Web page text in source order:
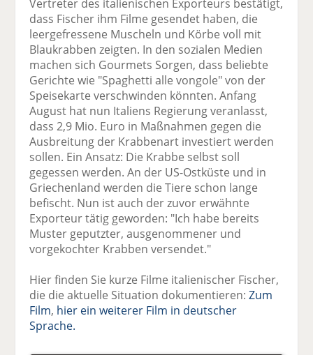
Vertreter des italienischen Exporteurs bestätigt,
dass Fischer ihm Filme gesendet haben, die
leergefressene Muscheln und Körbe voll mit
Blaukrabben zeigten. In den sozialen Medien
machen sich Gourmets Sorgen, dass beliebte
Gerichte wie "Spaghetti alle vongole" von der
Speisekarte verschwinden könnten. Anfang
August hat nun Italiens Regierung veranlasst,
dass 2,9 Mio. Euro in Maßnahmen gegen die
Ausbreitung der Krabbenart investiert werden
sollen. Ein Ansatz: Die Krabbe selbst soll
gegessen werden. An der US-Ostküste und in
Griechenland werden die Tiere schon lange
befischt. Nun ist auch der zuvor erwähnte
Exporteur tätig geworden: "Ich habe bereits
Muster geputzter, ausgenommener und
vorgekochter Krabben versendet."
Hier finden Sie kurze Filme italienischer Fischer,
die die aktuelle Situation dokumentieren:Zum
Film, hier ein weiterer Film in deutscher
Sprache.